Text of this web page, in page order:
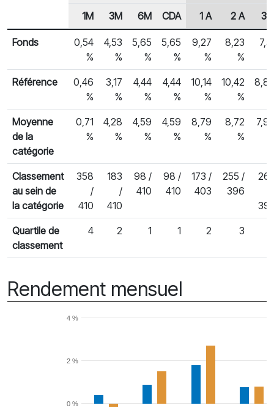
Rendements des fonds
En-tête de ligne
1M 3M 6M CDA 1 A 2 A 3
Fonds
0,54
%
4,53
%
5,65
%
5,65
%
9,27
%
8,23
%
Référence
0,46
%
3,17
%
4,44
%
4,44
%
10,14
%
10,42
%
Moyenne
de la
catégorie
0,71
%
4,28
%
4,59
%
4,59
%
8,79
%
8,72
%
Classement
au sein de
la catégorie
358
/
410
183
/
410
98 /
410
98 /
410
173 /
403
255 /
396
Quartile de
classement
4 2 1 1 2 3
Rendement mensuel
0 %
2 %
4 %